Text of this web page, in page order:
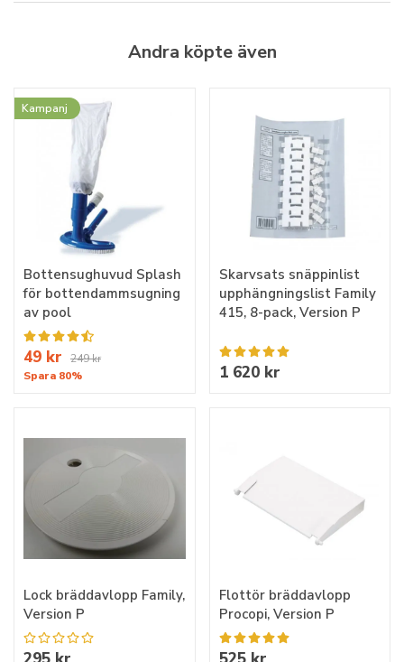
Andra köpte även
Kampanj
Bottensughuvud Splash
för bottendammsugning
av pool
49 kr
249 kr
Spara 80%
Skarvsats snäppinlist
upphängningslist Family
415, 8-pack, Version P
1 620 kr
Lock bräddavlopp Family,
Version P
Flottör bräddavlopp
Procopi, Version P